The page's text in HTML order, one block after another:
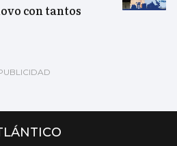
con tantos